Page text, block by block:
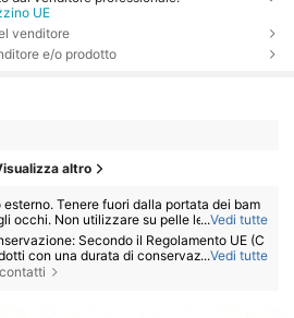
UE
venditore
e/o prodotto
altro
Tenere fuori dalla portata dei bam
occhi. Non utilizzare su pelle lesa o irritat
di irritazione.
...Vedi tutte
Secondo il Regolamento UE (C
con una durata di conservazione totale
sarà indicata da una clessidra ⌛ + data s
...Vedi tutte